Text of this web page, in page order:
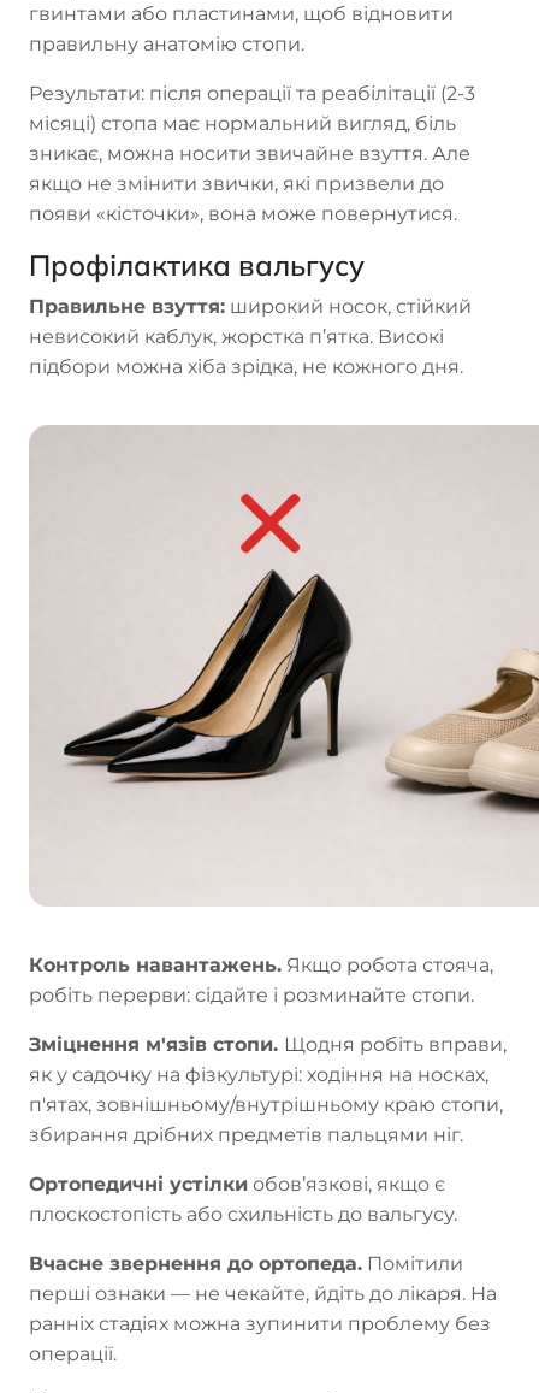
гвинтами або пластинами, щоб відновити
правильну анатомію стопи.
Результати: після операції та реабілітації (2-3
місяці) стопа має нормальний вигляд, біль
зникає, можна носити звичайне взуття. Але
якщо не змінити звички, які призвели до
появи «кісточки», вона може повернутися.
Профілактика вальгусу
Правильне взуття: широкий носок, стійкий
невисокий каблук, жорстка п’ятка. Високі
підбори можна хіба зрідка, не кожного дня.
Контроль навантажень. Якщо робота стояча,
робіть перерви: сідайте і розминайте стопи.
Зміцнення м'язів стопи. Щодня робіть вправи,
як у садочку на фізкультурі: ходіння на носках,
п'ятах, зовнішньому/внутрішньому краю стопи,
збирання дрібних предметів пальцями ніг.
Ортопедичні устілки обов’язкові, якщо є
плоскостопість або схильність до вальгусу.
Вчасне звернення до ортопеда. Помітили
перші ознаки — не чекайте, йдіть до лікаря. На
ранніх стадіях можна зупинити проблему без
операції.